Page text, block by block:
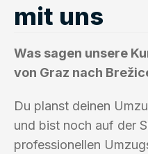
mit uns
Was sagen unsere
von Graz nach
Du planst deinen
und bist noch auf der
professionellen